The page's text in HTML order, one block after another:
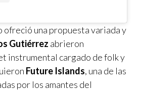
ofreció una propuesta variada y
Gutiérrez abrieron
instrumental cargado de folk y
Future Islands, una de las
por los amantes del